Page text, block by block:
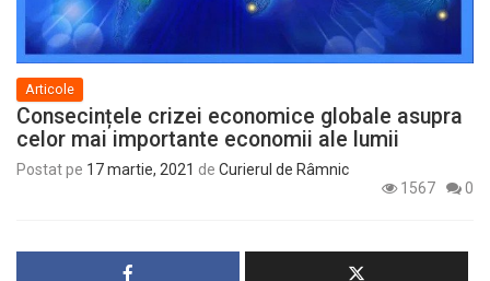
Articole
Consecințele crizei economice globale asupra
celor mai importante economii ale lumii
Postat pe 17 martie, 2021 de Curierul de Râmnic
1567
0